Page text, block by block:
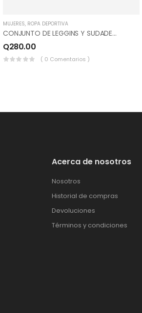
MUJERES, ROPA DEPORTIVA
CONJUNTO DE LEGGINS Y SUDADERO HOMBROS CAIDOS, COLOR PALORA, NEGRO.
Q280.00
( 0 Comentarios )
Acerca de nosotros
Nosotros
Historial de compras
Devoluciones
Términos y condiciones